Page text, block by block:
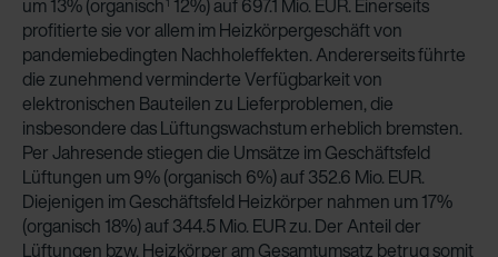
um 13% (organisch 12%) auf 697.1 Mio. EUR. Einerseits
profitierte sie vor allem im Heizkörpergeschäft von
pandemiebedingten Nachholeffekten. Andererseits führte
die zunehmend verminderte Verfügbarkeit von
elektronischen Bauteilen zu Lieferproblemen, die
insbesondere das Lüftungswachstum erheblich bremsten.
Per Jahresende stiegen die Umsätze im Geschäftsfeld
Lüftungen um 9% (organisch 6%) auf 352.6 Mio. EUR.
Diejenigen im Geschäftsfeld Heizkörper nahmen um 17%
(organisch 18%) auf 344.5 Mio. EUR zu. Der Anteil der
Lüftungen bzw. Heizkörper am Gesamtumsatz betrug somit